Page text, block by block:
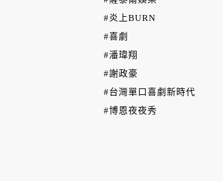
#炎上BURN
#喜劇
#潘瑋翔
#謝政豪
#台灣單口喜劇新時代
#博恩夜夜秀